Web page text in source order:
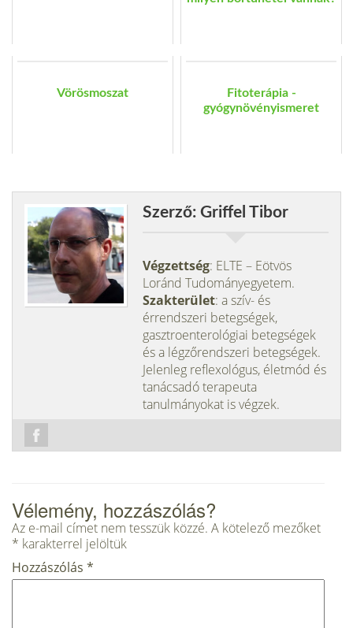
Vörösmoszat
Fitoterápia -
gyógynövényismeret
Szerző: Griffel Tibor
Végzettség: ELTE – Eötvös
Loránd Tudományegyetem.
Szakterület: a szív- és
érrendszeri betegségek,
gasztroenterológiai betegségek
és a légzőrendszeri betegségek.
Jelenleg reflexológus, életmód és
tanácsadó terapeuta
tanulmányokat is végzek.
Vélemény, hozzászólás?
Az e-mail címet nem tesszük közzé. A kötelező mezőket
* karakterrel jelöltük
Hozzászólás *